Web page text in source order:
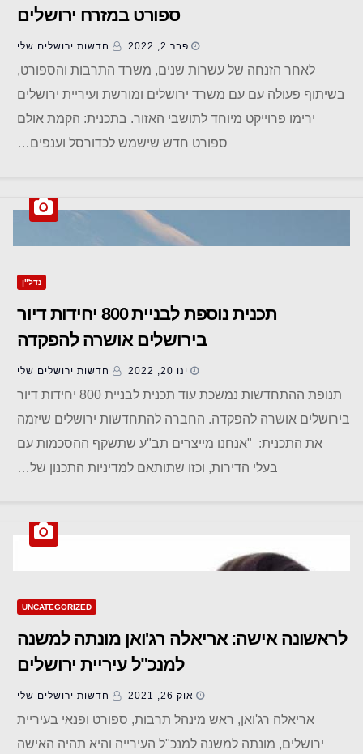
ספורט במזרח ירושלים
פבר 2, 2022 חדשות ‫ירושלים שלי
לאחר הזנחה של עשרות שנים, משרד התרבות והספורט,
בשיתוף פעולה עם עם משרד ירושלים ומורשת ועיריית ירושלים
ירימו פרוייקט מיוחד לתושבי האזור. בתכנית: הקמת אולם
ספורט חדש שישמש לכדורסל וענפים…
נדל"ן
תכנית נוספת לבניית 800 יחידות דיור
בירושלים אושרה להפקדה
ינו 20, 2022 חדשות ‫ירושלים שלי
תנופת ההתחדשות נמשכת עוד תכנית לבניית 800 יחידות דיור
בירושלים אושרה להפקדה. החברה להתחדשות ירושלים שיזמה
את התכנית: "אנחנו מייצרים תב"ע שתשקף ההסכמות עם
בעלי הדירות, וכזו שתותאם למדיניות התכנון של…
UNCATEGORIZED
לראשונה אישה: אריאלה רג'ואן מונתה למשנה
למנכ"ל עיריית ירושלים
אוק 26, 2021 חדשות ‫ירושלים שלי
אריאלה רג'ואן, ראש מינהל תרבות, ספורט ופנאי בעיריית
ירושלים, מונתה למשנה למנכ"ל העירייה והיא תהיה האישה